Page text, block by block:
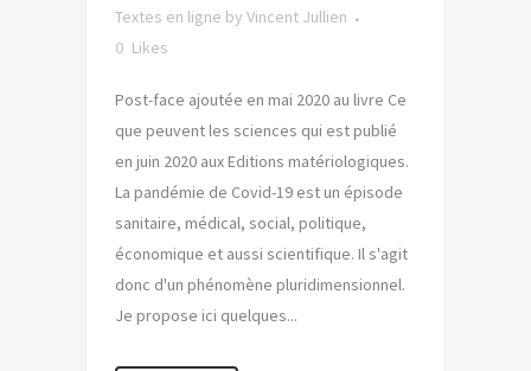
Textes en ligne by Vincent Jullien
0 Likes
Post-face ajoutée en mai 2020 au livre Ce
que peuvent les sciences qui est publié
en juin 2020 aux Editions matériologiques.
La pandémie de Covid-19 est un épisode
sanitaire, médical, social, politique,
économique et aussi scientifique. Il s'agit
donc d'un phénomène pluridimensionnel.
Je propose ici quelques...